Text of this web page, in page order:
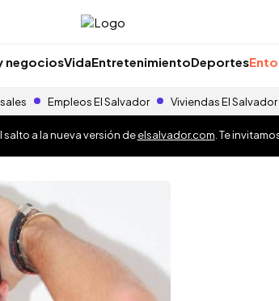
negociosVidaEntretenimientoDeportes
Empleos El Salvador Viviendas El Salvador
salto a la nueva versión deelsalvador.com . Te